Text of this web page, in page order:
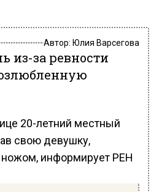
Автор: Юлия Варсегова
из-за ревности
20-летний местный
свою девушку,
ножом, информирует РЕН